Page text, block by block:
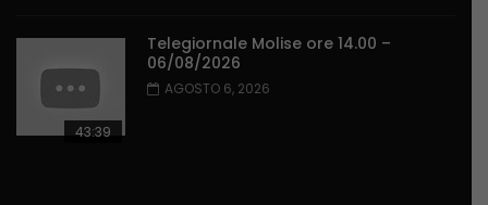
43:39
Telegiornale Molise ore 14.00 –
06/08/2026
AGOSTO 6, 2026